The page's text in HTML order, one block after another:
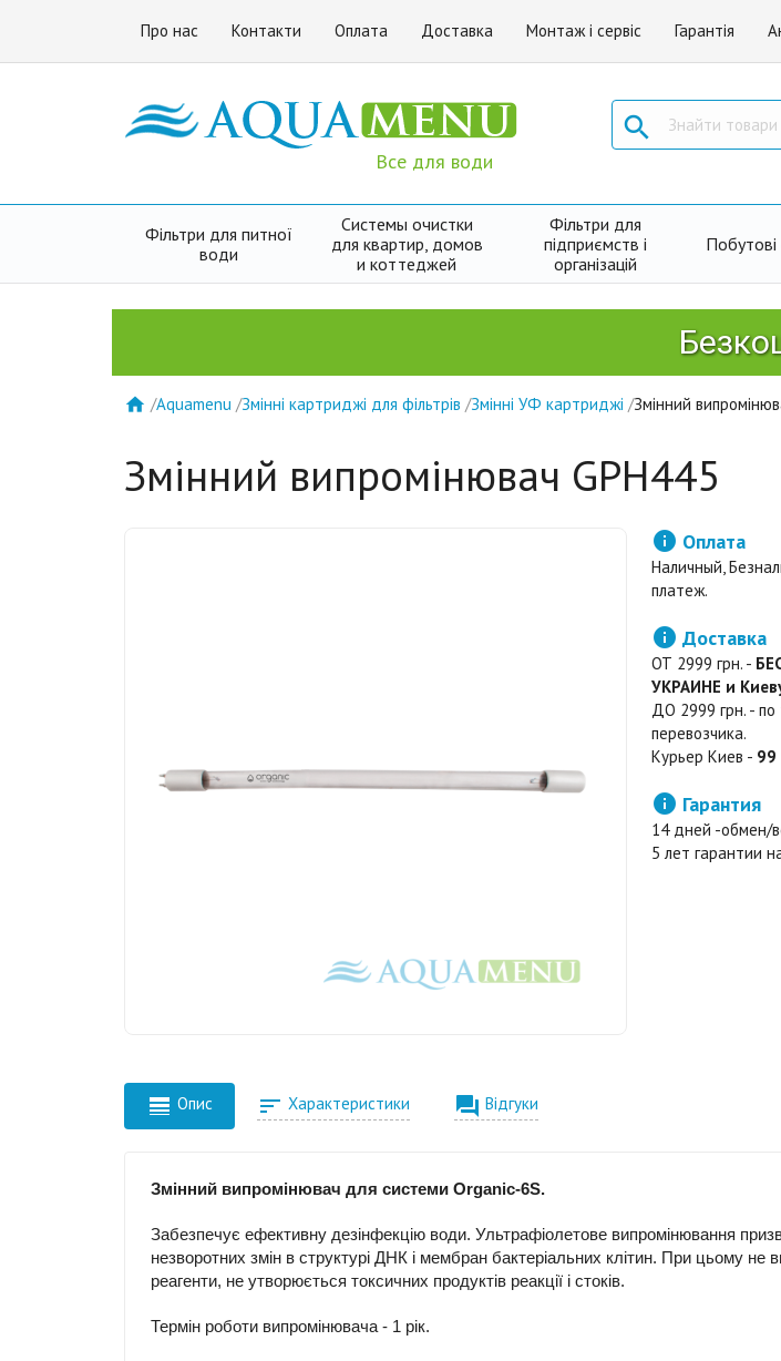
Про нас Контакти Оплата Доставка Монтаж і сервіс Гарантія
Все для води

Фільтри для питної
води
Системы очистки
для квартир, домов
и коттеджей
Фільтри для
підприємств і
організацій
Побутові
 /Aquamenu /Змінні картриджі для фільтрів /Змінні УФ картриджі /Змінний
Змінний випромінювач GPH445
 Оплата
Наличный,
платеж.
 Доставка
ОТ 2999 грн. -
УКРАИНЕ и
ДО 2999 грн. -
перевозчика.
Курьер Киев - 99
 Гарантия
14 дней -обмен/
5 лет гарантии
 Опис  Характеристики  Відгуки
Змінний випромінювач для системи Organic-6S.
Забезпечує ефективну дезінфекцію води. Ультрафіолетове випромінювання
незворотних змін в структурі ДНК і мембран бактеріальних клітин. При цьому не
реагенти, не утворюється токсичних продуктів реакції і стоків.
Термін роботи випромінювача - 1 рік.